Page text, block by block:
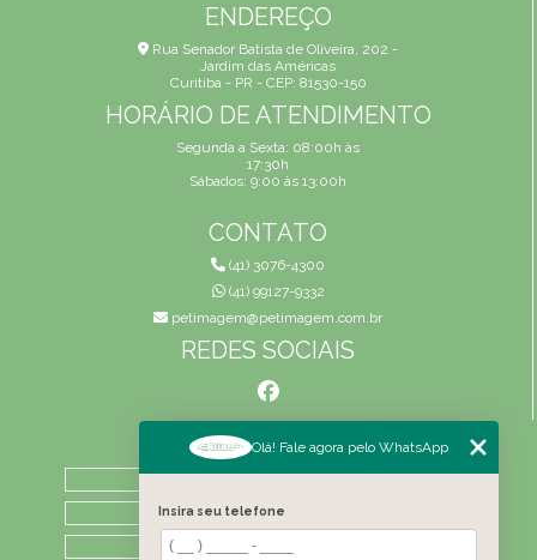
ENDEREÇO
Rua Senador Batista de Oliveira, 202 -
Jardim das Américas
Curitiba - PR - CEP: 81530-150
HORÁRIO DE ATENDIMENTO
Segunda a Sexta: 08:00h às
17:30h
Sábados: 9:00 às 13:00h
CONTATO
(41) 3076-4300
(41) 99127-9332
petimagem@petimagem.com.br
REDES SOCIAIS
MENU
HOME
QUEM SOMOS
ATIVIDADES
Olá! Fale agora pelo WhatsApp
Insira seu telefone